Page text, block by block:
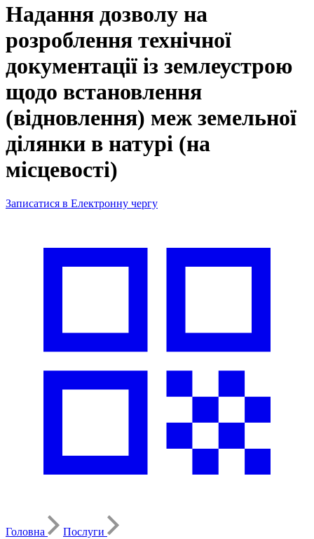
Надання дозволу на
розроблення технічної
документації із землеустрою
щодо встановлення
(відновлення) меж земельної
ділянки в натурі (на
місцевості)
Записатися в Електронну чергу
Головна
Послуги